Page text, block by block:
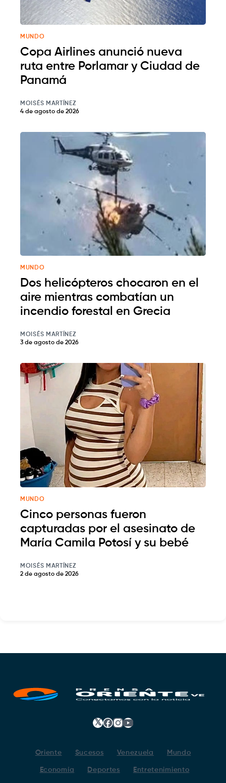
MUNDO
Copa Airlines anunció nueva
ruta entre Porlamar y Ciudad de
Panamá
MOISÉS MARTÍNEZ
4 de agosto de 2026
MUNDO
Dos helicópteros chocaron en el
aire mientras combatían un
incendio forestal en Grecia
MOISÉS MARTÍNEZ
3 de agosto de 2026
MUNDO
Cinco personas fueron
capturadas por el asesinato de
María Camila Potosí y su bebé
MOISÉS MARTÍNEZ
2 de agosto de 2026
𝕏 Facebook
Instagram
YouTube
Oriente Sucesos Venezuela Mundo
Economía Deportes Entretenimiento